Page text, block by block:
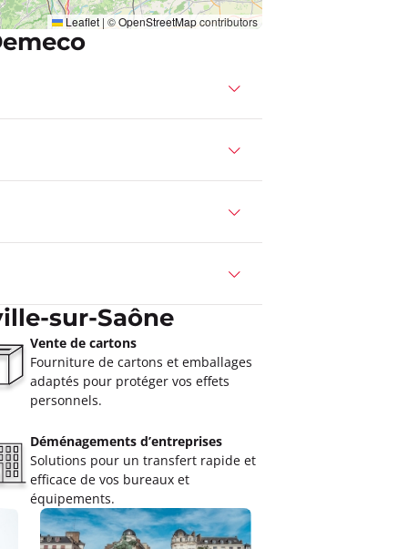
Leaflet | ©OpenStreetMapcontributors
sur-Saône
Vente de cartons
Fourniture de cartons et emballages
adaptés pour protéger vos effets
personnels.
Déménagements d’entreprises
Solutions pour un transfert rapide et
efficace de vos bureaux et
équipements.